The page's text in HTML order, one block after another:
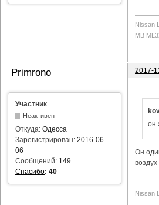
Nissan
MB
Primrono 2017-
Участник
Неактивен
Откуда: Одесса
Зарегистрирован: 2016-06-
06
Сообщений: 149
Спасибо: 40
он
Он
Nissan